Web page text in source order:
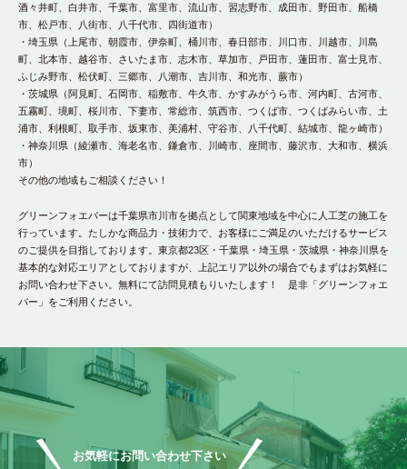
酒々井町、白井市、千葉市、富里市、流山市、習志野市、成田市、野田市、船橋
市、松戸市、八街市、八千代市、四街道市）
・埼玉県（上尾市、朝霞市、伊奈町、桶川市、春日部市、川口市、川越市、川島
町、北本市、越谷市、さいたま市、志木市、草加市、戸田市、蓮田市、富士見市、
ふじみ野市、松伏町、三郷市、八潮市、吉川市、和光市、蕨市）
・茨城県（阿見町、石岡市、稲敷市、牛久市、かすみがうら市、河内町、古河市、
五霧町、境町、桜川市、下妻市、常総市、筑西市、つくば市、つくばみらい市、土
浦市、利根町、取手市、坂東市、美浦村、守谷市、八千代町、結城市、龍ヶ崎市）
・神奈川県（綾瀬市、海老名市、鎌倉市、川崎市、座間市、藤沢市、大和市、横浜
市）
その他の地域もご相談ください！
グリーンフォエバーは千葉県市川市を拠点として関東地域を中心に人工芝の施工を
行っています。たしかな商品力・技術力で、お客様にご満足のいただけるサービス
のご提供を目指しております。東京都23区・千葉県・埼玉県・茨城県・神奈川県を
基本的な対応エリアとしておりますが、上記エリア以外の場合でもまずはお気軽に
お問い合わせ下さい。無料にて訪問見積もりいたします！ 是非「グリーンフォエ
バー」をご利用ください。
お気軽にお問い合わせ下さい